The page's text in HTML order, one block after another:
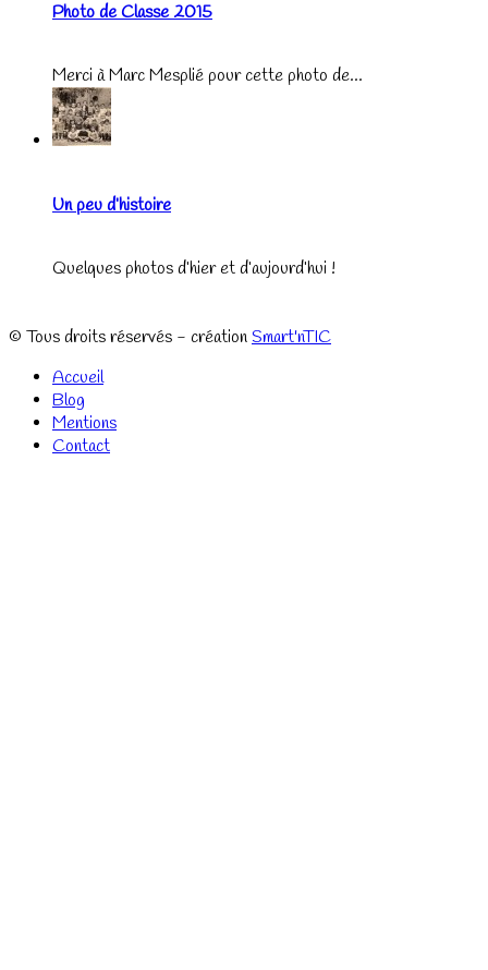
Photo de Classe 2015
Merci à Marc Mesplié pour cette photo de...
Un peu d’histoire
Quelques photos d’hier et d’aujourd’hui !
© Tous droits réservés - création Smart'nTIC
Accueil
Blog
Mentions
Contact